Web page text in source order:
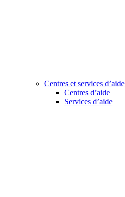
Centres et services d’aide
Centres d’aide
Services d’aide